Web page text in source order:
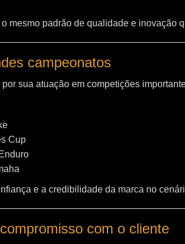
mesmo padrão de qualidade e inovação
campeonatos
sua atuação em competições
Cup
e a credibilidade da marca no
com o cliente